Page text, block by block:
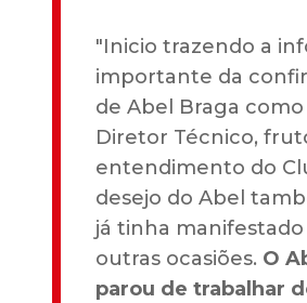
"Inicio trazendo a
importante da
de Abel Braga como
Diretor Técnico,
entendimento do
desejo do Abel
já tinha manifestado
outras ocasiões. O
parou de trabalhar